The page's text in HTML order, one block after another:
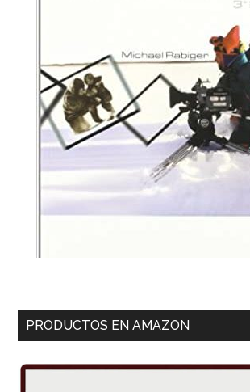
PRODUCTOS EN AMAZON